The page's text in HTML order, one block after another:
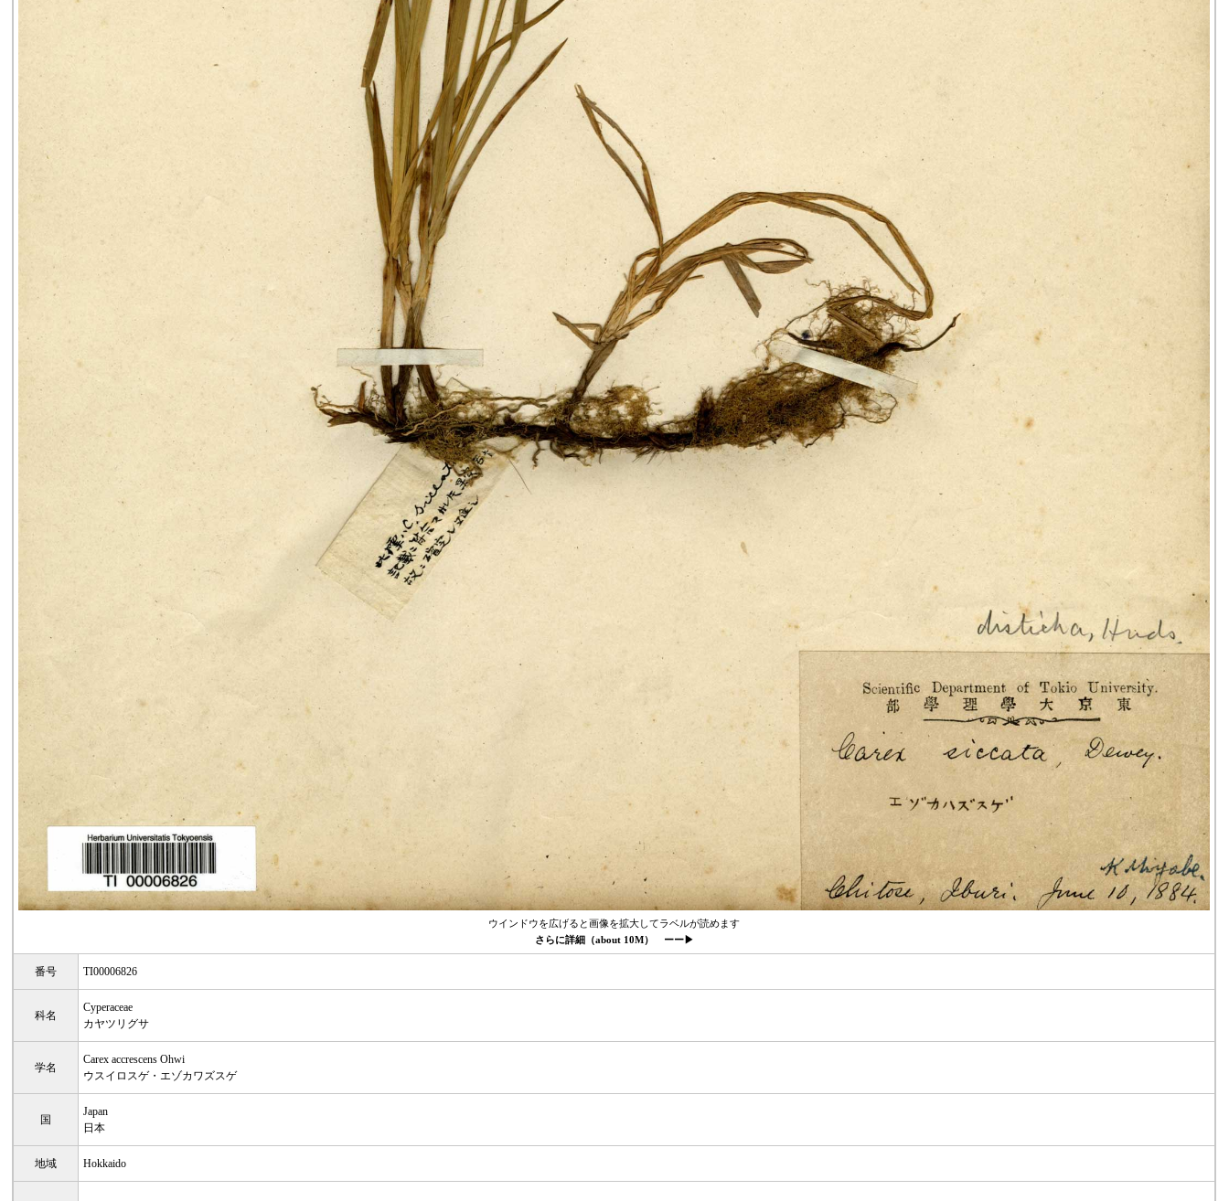
ウインドウを広げると画像を拡大してラベルが読めます
さらに詳細（about 10M） ーー▶︎
番号 TI00006826
科名
Cyperaceae
カヤツリグサ
学名
Carex accrescens Ohwi
ウスイロスゲ・エゾカワズスゲ
国
Japan
日本
地域 Hokkaido